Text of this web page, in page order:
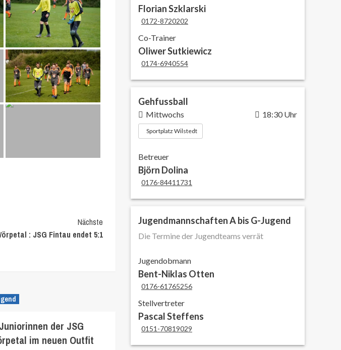
Nächste
: JSG Fintau endet 5:1
der JSG
im neuen Outfit
Florian Szklarski
0172-8720202
Co-Trainer
Oliwer Sutkiewicz
0174-6940554
Gehfussball
Mittwochs 18:30 Uhr
Sportplatz Wilstedt
Betreuer
Björn Dolina
0176-84411731
Jugendmannschaften A bis G-Jugend
Die Termine der Jugendteams verrät
Jugendobmann
Bent-Niklas Otten
0176-61765256
Stellvertreter
Pascal Steffens
0151-70819029